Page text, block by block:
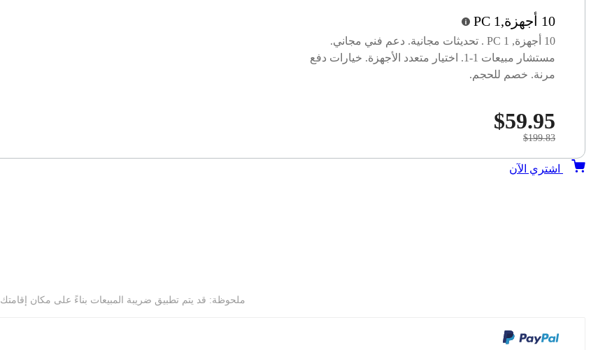
10 أجهزة,1 PC
10 أجهزة, 1 PC . تحديثات مجانية. دعم فني مجاني.
مستشار مبيعات 1-1. اختيار متعدد الأجهزة. خيارات دفع
مرنة. خصم للحجم.
$59.95
$199.83
اشتري الآن
ملحوظة: قد يتم تطبيق ضريبة المبيعات بناءً على مكان إقامتك.